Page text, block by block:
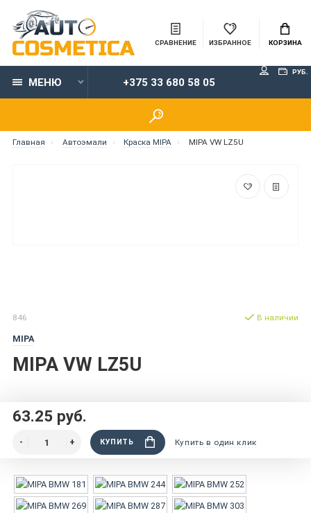
СРАВНЕНИЕ ИЗБРАННОЕ КОРЗИНА
МЕНЮ +375 33 680 58 05
РУБ.
Главная Автоэмали Краска MIPA MIPA VW LZ5U
846
MIPA
MIPA VW LZ5U
В наличии
63.25 руб.
КУПИТЬ Купить в один клик